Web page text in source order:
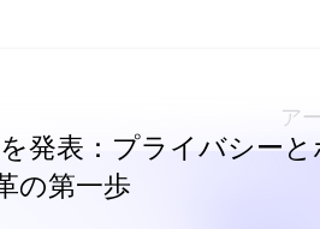
ア
発表：プライバシー
の第一歩